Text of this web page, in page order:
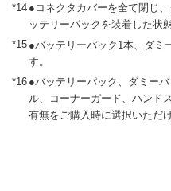
*14 ●コネクタカバーを全て閉じ
ッテリーパックを装着した状態
*15 ●バッテリーパック1本、ダミ
す。
*16 ●バッテリーパック、ダミー
ル、コーナーガード、ハンド
有無をご購入時に選択いただけ